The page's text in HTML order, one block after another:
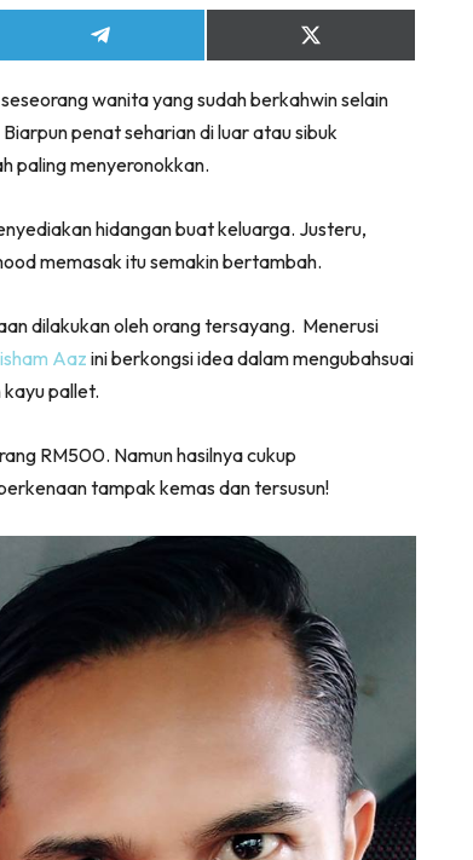
Share
on
Share
on
(Twitter)
wanita yang sudah berkahwin selain
penat seharian di luar atau sibuk
paling menyeronokkan.
hidangan buat keluarga. Justeru,
memasak itu semakin bertambah.
dilakukan oleh orang tersayang. Menerusi
Aaz ini berkongsi idea dalam mengubahsuai
pallet.
RM500. Namun hasilnya cukup
tampak kemas dan tersusun!